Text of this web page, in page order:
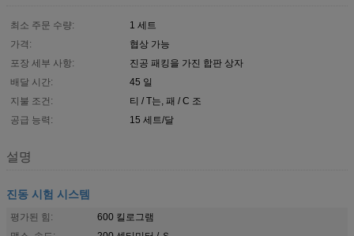
최소 주문 수량:
1 세트
가격:
협상 가능
포장 세부 사항:
진공 패킹을 가진 합판 상자
배달 시간:
45 일
지불 조건:
티 / T는, 패 / C 조
공급 능력:
15 세트/달
설명
진동 시험 시스템
평가된 힘:
600 킬로그램